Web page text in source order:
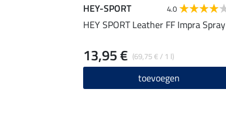
HEY-SPORT 4.0
HEY SPORT Leather FF Impra Spray
(69,75 € / 1 l)
13,95 €
toevoegen